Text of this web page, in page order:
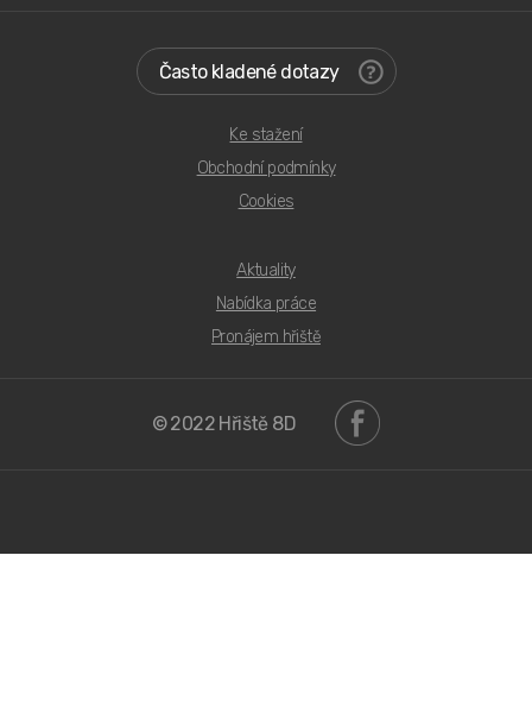
PDF Sport
Často kladené dotazy
Ke stažení
Obchodní podmínky
Cookies
Aktuality
Nabídka práce
Pronájem hřiště
© 2022 Hřiště 8D